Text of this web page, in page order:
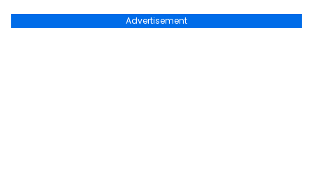
Advertisement